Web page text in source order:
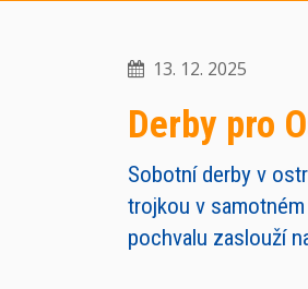
13. 12. 2025
Derby pro
Sobotní derby v
trojkou v
pochvalu zaslouží